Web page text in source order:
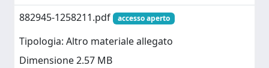
882945-1258211.pdf
accesso aperto
Tipologia: Altro materiale allegato
Dimensione 2.57 MB